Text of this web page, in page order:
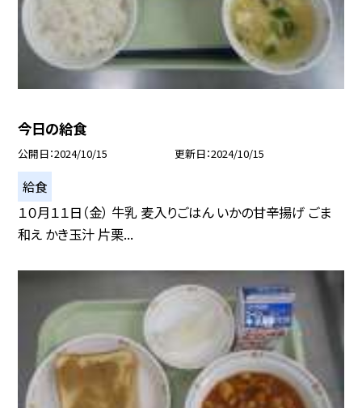
今日の給食
公開日 2024/10/15 更新日 2024/10/15
給食
１０月１１日（金） 牛乳 麦入りごはん いかの甘辛揚げ ごま
和え かき玉汁 片栗...